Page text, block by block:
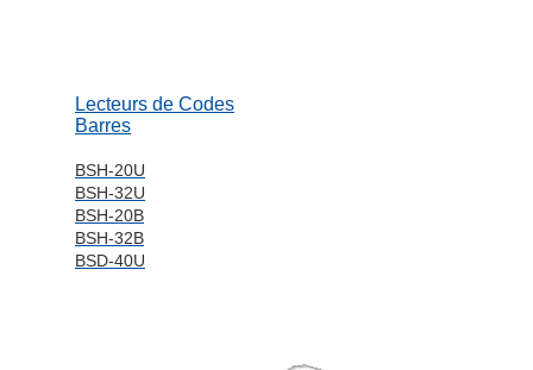
Lecteurs de Codes
Barres
BSH-20U
BSH-32U
BSH-20B
BSH-32B
BSD-40U